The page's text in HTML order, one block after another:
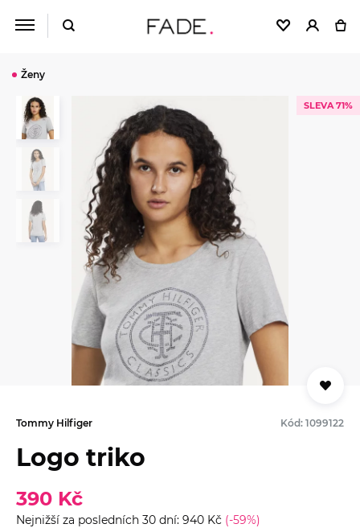
Ženy
SLEVA 71%
Tommy Hilfiger Kód: 1099122
Logo triko
390 Kč
Nejnižší za posledních 30 dní: 940 Kč (-59%)